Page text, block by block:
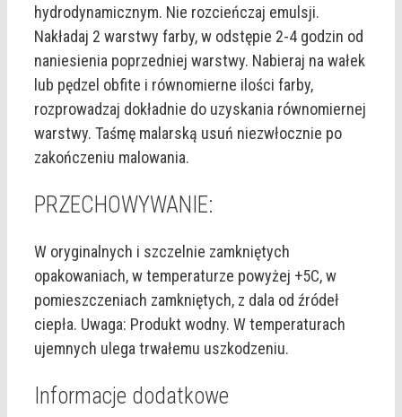
hydrodynamicznym. Nie rozcieńczaj emulsji.
Nakładaj 2 warstwy farby, w odstępie 2-4 godzin od
naniesienia poprzedniej warstwy. Nabieraj na wałek
lub pędzel obfite i równomierne ilości farby,
rozprowadzaj dokładnie do uzyskania równomiernej
warstwy. Taśmę malarską usuń niezwłocznie po
zakończeniu malowania.
PRZECHOWYWANIE:
W oryginalnych i szczelnie zamkniętych
opakowaniach, w temperaturze powyżej +5C, w
pomieszczeniach zamkniętych, z dala od źródeł
ciepła. Uwaga: Produkt wodny. W temperaturach
ujemnych ulega trwałemu uszkodzeniu.
Informacje dodatkowe